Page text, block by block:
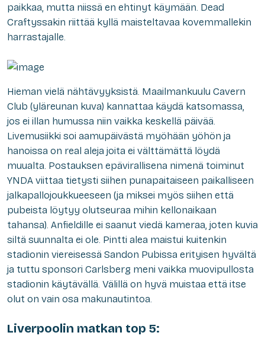
paikkaa, mutta niissä en ehtinyt käymään. Dead
Craftyssakin riittää kyllä maisteltavaa kovemmallekin
harrastajalle.
Hieman vielä nähtävyyksistä. Maailmankuulu Cavern
Club (yläreunan kuva) kannattaa käydä katsomassa,
jos ei illan humussa niin vaikka keskellä päivää.
Livemusiikki soi aamupäivästä myöhään yöhön ja
hanoissa on real aleja joita ei välttämättä löydä
muualta. Postauksen epävirallisena nimenä toiminut
YNDA viittaa tietysti siihen punapaitaiseen paikalliseen
jalkapallojoukkueeseen (ja miksei myös siihen että
pubeista löytyy olutseuraa mihin kellonaikaan
tahansa). Anfieldille ei saanut viedä kameraa, joten kuvia
siltä suunnalta ei ole. Pintti alea maistui kuitenkin
stadionin viereisessä Sandon Pubissa erityisen hyvältä
ja tuttu sponsori Carlsberg meni vaikka muovipullosta
stadionin käytävällä. Välillä on hyvä muistaa että itse
olut on vain osa makunautintoa.
Liverpoolin matkan top 5: